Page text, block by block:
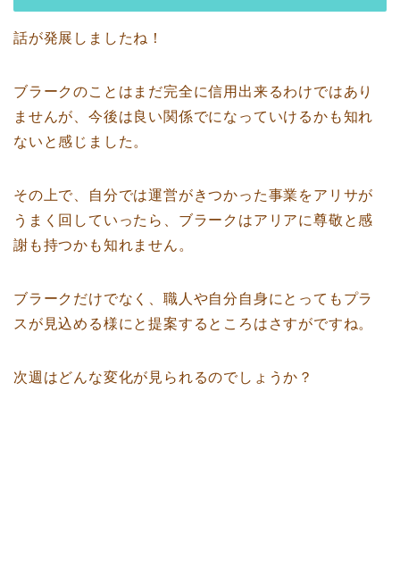
話が発展しましたね！
ブラークのことはまだ完全に信用出来るわけではあり
ませんが、今後は良い関係でになっていけるかも知れ
ないと感じました。
その上で、自分では運営がきつかった事業をアリサが
うまく回していったら、ブラークはアリアに尊敬と感
謝も持つかも知れません。
ブラークだけでなく、職人や自分自身にとってもプラ
スが見込める様にと提案するところはさすがですね。
次週はどんな変化が見られるのでしょうか？